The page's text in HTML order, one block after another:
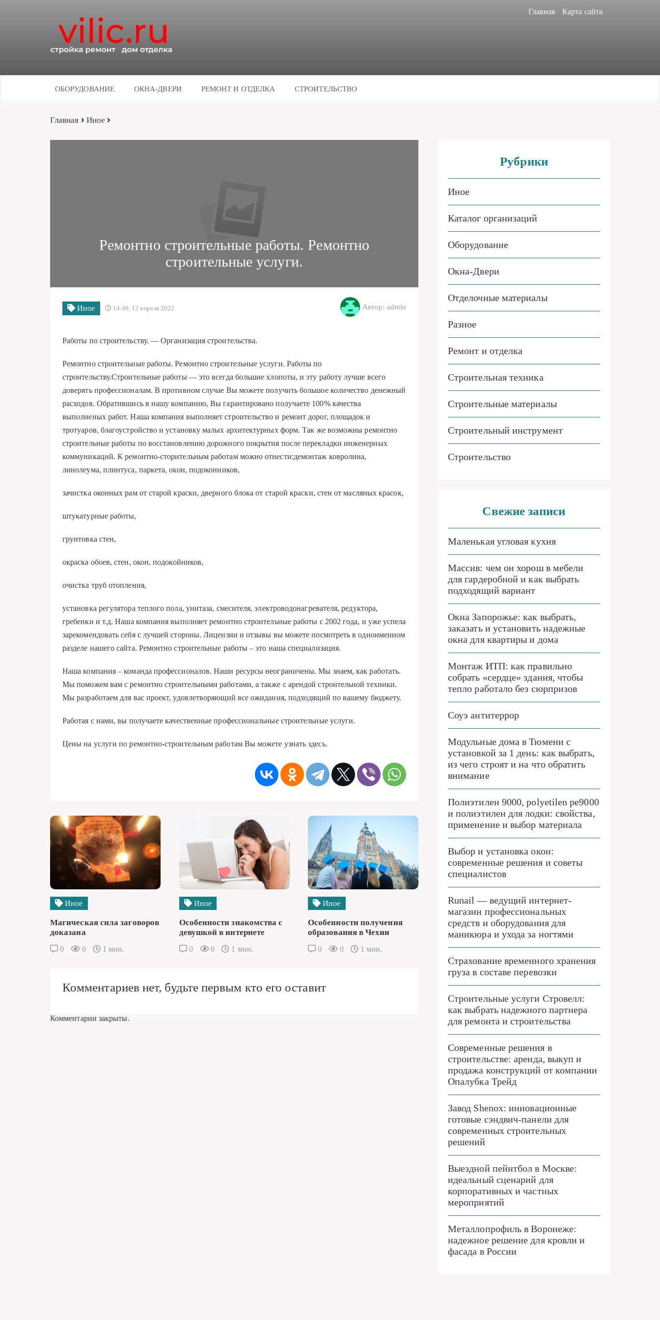
Главная Карта сайта
ОБОРУДОВАНИЕ ОКНА-ДВЕРИ РЕМОНТ И ОТДЕЛКА СТРОИТЕЛЬСТВО
Главная Иное
Pемонтно строительные работы. Ремонтно
строительные услуги.
Иное 14:49, 12 апреля 2022 Автор: admin
Работы по строительству. — Организация строительства.
Pемонтно строительные работы. Ремонтно строительные услуги. Работы по
строительству.Строительные работы — это всегда большие хлопоты, и эту работу лучше всего
доверять профессионалам. В противном случае Вы можете получить большое количество денежный
расходов. Обратившись в нашу компанию, Вы гарантировано получаете 100% качества
выполненых работ. Наша компания выполняет строительство и ремонт дорог, площадок и
тротуаров, благоустройство и установку малых архитектурных форм. Так же возможны ремонтно
строительные работы по восстановлению дорожного покрытия после перекладки инженерных
коммуникаций. К ремонтно-сторительным работам можно отнести:демонтаж ковролина,
линолеума, плинтуса, паркета, окон, подоконников,
зачистка оконных рам от старой краски, дверного блока от старой краски, стен от масляных красок,
штукатурные работы,
грунтовка стен,
окраска обоев, стен, окон, подокойников,
очистка труб отопления,
установка регулятора теплого пола, унитаза, смесителя, электроводонагревателя, редуктора,
гребенки и т.д. Наша компания выполняет ремонтно строительные работы с 2002 года, и уже успела
зарекомендовать себя с лучшей стороны. Лицензии и отзывы вы можете посмотреть в одноименном
разделе нашего сайта. Ремонтно строительные работы – это наша специализация.
Наша компания – команда профессионалов. Наши ресурсы неограничены. Мы знаем, как работать.
Мы поможем вам с ремонтно строительными работами, а также с арендой строительной техники.
Мы разработаем для вас проект, удовлетворяющий все ожидания, подходящий по вашему бюджету.
Работая с нами, вы получаете качественные профессиональные строительные услуги.
Цены на услуги по ремонтно-строительным работам Вы можете узнать здесь.
Иное
Магическая сила заговоров
доказана
0 0 1 мин.
Иное
Особенности знакомства с
девушкой в интернете
0 0 1 мин.
Иное
Особенности получения
образования в Чехии
0 0 1 мин.
Комментариев нет, будьте первым кто его оставит
Комментарии закрыты.
Рубрики
Иное
Каталог организаций
Оборудование
Окна-Двери
Отделочные материалы
Разное
Ремонт и отделка
Строительная техника
Строительные материалы
Строительный инструмент
Строительство
Свежие записи
Маленькая угловая кухня
Массив: чем он хорош в мебели
для гардеробной и как выбрать
подходящий вариант
Окна Запорожье: как выбрать,
заказать и установить надежные
окна для квартиры и дома
Монтаж ИТП: как правильно
собрать «сердце» здания, чтобы
тепло работало без сюрпризов
Соуэ антитеррор
Модульные дома в Тюмени с
установкой за 1 день: как выбрать,
из чего строят и на что обратить
внимание
Полиэтилен 9000, polyetilen pe9000
и полиэтилен для лодки: свойства,
применение и выбор материала
Выбор и установка окон:
современные решения и советы
специалистов
Runail — ведущий интернет-
магазин профессиональных
средств и оборудования для
маникюра и ухода за ногтями
Страхование временного хранения
груза в составе перевозки
Строительные услуги Стровелл:
как выбрать надежного партнера
для ремонта и строительства
Современные решения в
строительстве: аренда, выкуп и
продажа конструкций от компании
Опалубка Трейд
Завод Shenox: инновационные
готовые сэндвич-панели для
современных строительных
решений
Выездной пейнтбол в Москве:
идеальный сценарий для
корпоративных и частных
мероприятий
Металлопрофиль в Воронеже:
надежное решение для кровли и
фасада в России